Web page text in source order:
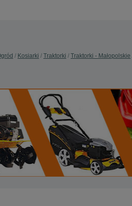
Kosiarki Traktorki Traktorki - Małopolskie